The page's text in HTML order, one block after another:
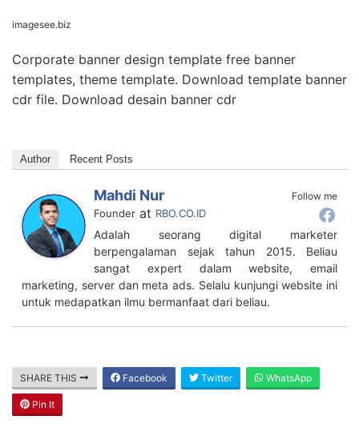
imagesee.biz
Corporate banner design template free banner
templates, theme template. Download template banner
cdr file. Download desain banner cdr
Author Recent Posts
Follow me
Mahdi Nur
Founder at RBO.CO.ID
Adalah seorang digital marketer
berpengalaman sejak tahun 2015. Beliau
sangat expert dalam website, email
marketing, server dan meta ads. Selalu kunjungi website ini
untuk medapatkan ilmu bermanfaat dari beliau.
SHARE THIS Facebook Twitter WhatsApp
Pin It